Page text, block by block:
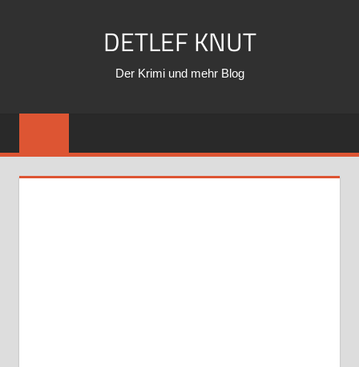
DETLEF KNUT
Der Krimi und mehr Blog